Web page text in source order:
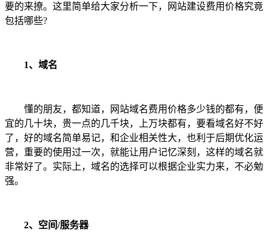
要的来撩。这里简单给大家分析一下，网站建设费用价格究竟
包括哪些?
1、域名
懂的朋友，都知道，网站域名费用价格多少钱的都有，便
宜的几十块，贵一点的几千块，上万块都有，要看域名好不好
了，好的域名简单易记，和企业相关性大，也利于后期优化运
营，重要的使用过一次，就能让用户记忆深刻，这样的域名就
非常好了。实际上，域名的选择可以根据企业实力来，不必勉
强。
2、空间/服务器